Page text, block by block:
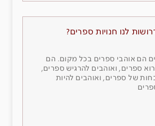
לנו חנויות ספרים?
הם אוהבי ספרים בכל מקום. הם
ספרים, ואוהבים להרגיש ספרים,
של ספרים, ואוהבים להיות